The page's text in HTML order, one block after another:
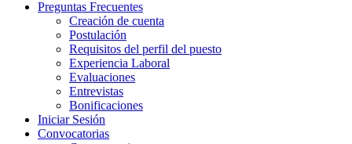
Preguntas Frecuentes
Creación de cuenta
Postulación
Requisitos del perfil del puesto
Experiencia Laboral
Evaluaciones
Entrevistas
Bonificaciones
Iniciar Sesión
Convocatorias